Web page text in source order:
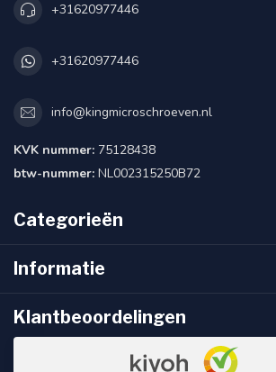
+31620977446
+31620977446
info@kingmicroschroeven.nl
KVK nummer: 75128438
btw-nummer: NL002315250B72
Categorieën
Informatie
Klantbeoordelingen